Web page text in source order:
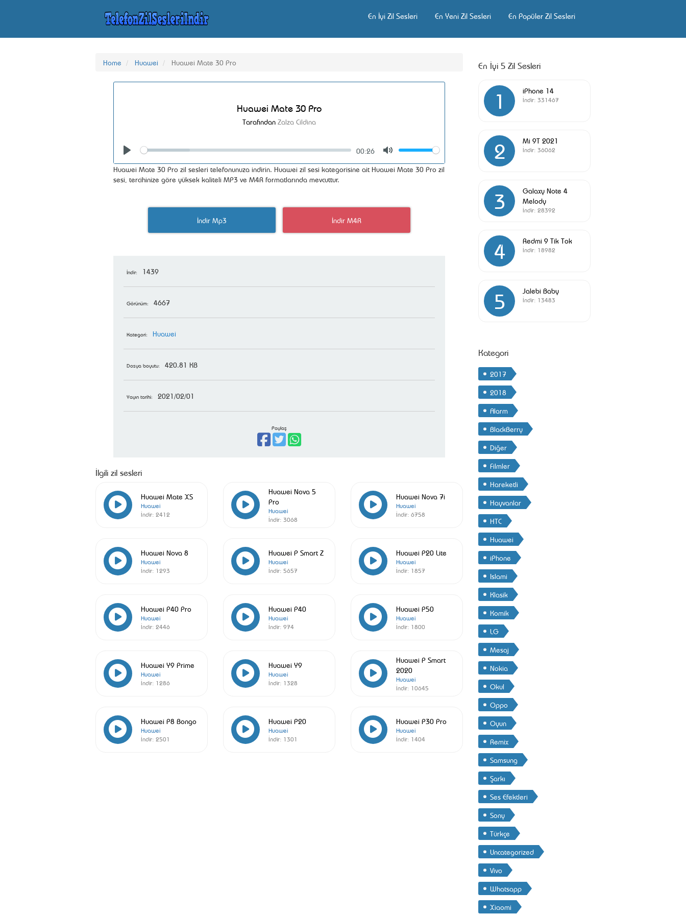
En İyi Zil Sesleri En Yeni Zil Sesleri En Popüler Zil Sesleri
Home Huawei Huawei Mate 30 Pro
Huawei Mate 30 Pro
Tarafından Zalza Cildina
Seek
00:26
Volume
Huawei Mate 30 Pro zil sesleri telefonunuza indirin. Huawei zil sesi kategorisine ait Huawei Mate 30 Pro zil
sesi, tercihinize göre yüksek kaliteli MP3 ve M4R formatlarında mevcuttur.
İndir Mp3 İndir M4R
İndir: 1439
Görünüm: 4667
Kategori: Huawei
Dosya boyutu: 420.81 KB
Yayın tarihi: 2021/02/01
Paylaş
İlgili zil sesleri
Huawei Mate XS
Huawei
İndir: 2412
Huawei Nova 5
Pro
Huawei
İndir: 3068
Huawei Nova 7i
Huawei
İndir: 6758
Huawei Nova 8
Huawei
İndir: 1293
Huawei P Smart Z
Huawei
İndir: 5657
Huawei P20 Lite
Huawei
İndir: 1857
Huawei P40 Pro
Huawei
İndir: 2446
Huawei P40
Huawei
İndir: 974
Huawei P50
Huawei
İndir: 1800
Huawei Y9 Prime
Huawei
İndir: 1286
Huawei Y9
Huawei
İndir: 1328
Huawei P Smart
2020
Huawei
İndir: 10645
Huawei P8 Bongo
Huawei
İndir: 2501
Huawei P20
Huawei
İndir: 1301
Huawei P30 Pro
Huawei
İndir: 1404
En İyi 5 Zil Sesleri
1 iPhone 14
İndir: 331467
2 Mi 9T 2021
İndir: 36062
3
Galaxy Note 4
Melody
İndir: 28392
4 Redmi 9 Tik Tok
İndir: 18982
5 Jalebi Baby
İndir: 13483
Kategori
2017
2018
Alarm
BlackBerry
Diğer
Filmler
Hareketli
Hayvanlar
HTC
Huawei
iPhone
Islami
Klasik
Komik
LG
Mesaj
Nokia
Okul
Oppo
Oyun
Remix
Samsung
Şarkı
Ses Efektleri
Sony
Türkçe
Uncategorized
Vivo
Whatsapp
Xiaomi